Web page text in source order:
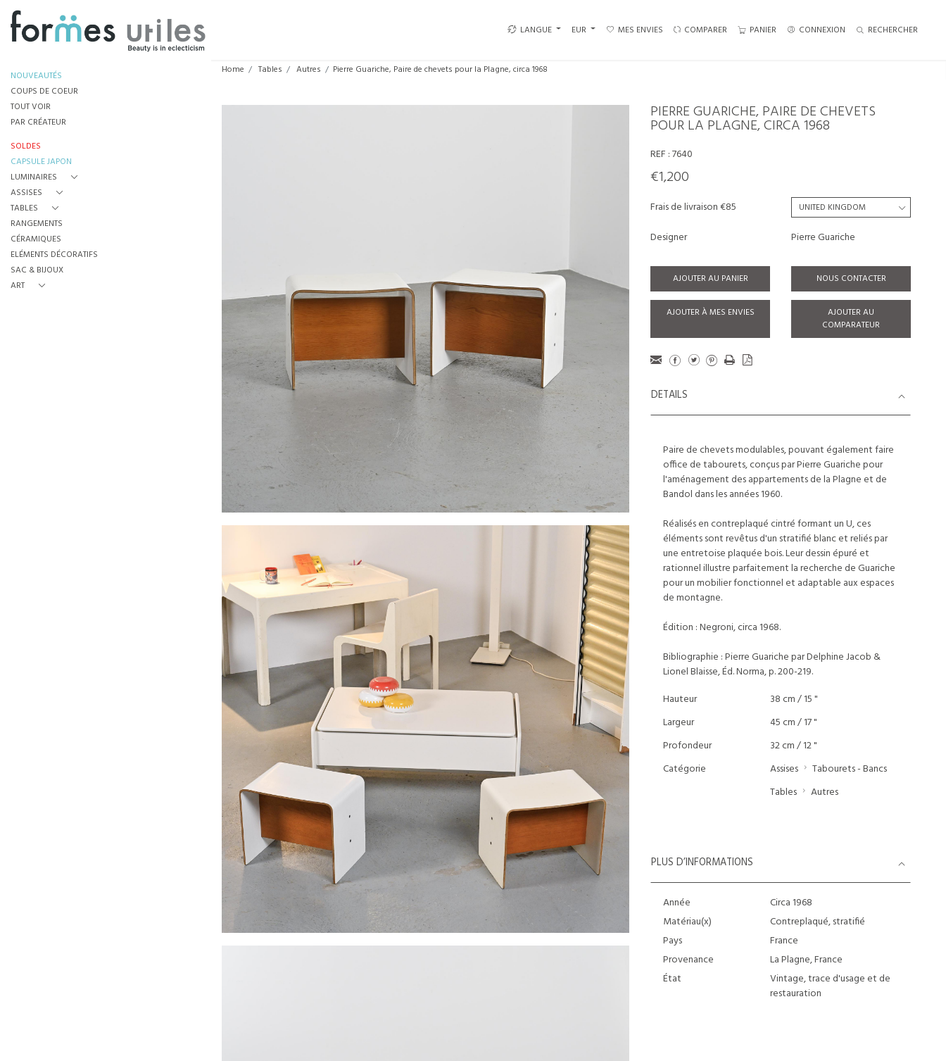
LANGUE EUR MES ENVIES COMPARER PANIER CONNEXION RECHERCHER
NOUVEAUTÉS
COUPS DE COEUR
TOUT VOIR
PAR CRÉATEUR
SOLDES
CAPSULE JAPON
LUMINAIRES
ASSISES
TABLES
RANGEMENTS
CÉRAMIQUES
ELÉMENTS DÉCORATIFS
SAC & BIJOUX
ART
Home Tables Autres Pierre Guariche, Paire de chevets pour la Plagne, circa 1968
PIERRE GUARICHE, PAIRE DE CHEVETS
POUR LA PLAGNE, CIRCA 1968
REF :7640
€1,200
Frais de livraison €85
Designer
Pierre Guariche
AJOUTER AU PANIER NOUS CONTACTER
AJOUTER À MES ENVIES
AJOUTER AU
COMPARATEUR
DETAILS
Paire de chevets modulables, pouvant également faire
office de tabourets, conçus par Pierre Guariche pour
l'aménagement des appartements de la Plagne et de
Bandol dans les années 1960.
Réalisés en contreplaqué cintré formant un U, ces
éléments sont revêtus d'un stratifié blanc et reliés par
une entretoise plaquée bois. Leur dessin épuré et
rationnel illustre parfaitement la recherche de Guariche
pour un mobilier fonctionnel et adaptable aux espaces
de montagne.
Édition : Negroni, circa 1968.
Bibliographie : Pierre Guariche par Delphine Jacob &
Lionel Blaisse, Éd. Norma, p. 200-219.
Hauteur
38 cm / 15 "
Largeur
45 cm / 17 "
Profondeur
32 cm / 12 "
Catégorie
Assises
Tabourets - Bancs
Tables
Autres
PLUS D’INFORMATIONS
Année
Circa 1968
Matériau(x)
Contreplaqué, stratifié
Pays
France
Provenance
La Plagne, France
État
Vintage, trace d'usage et de
restauration